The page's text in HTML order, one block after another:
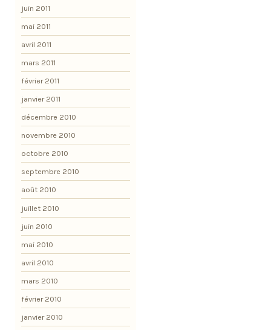
juin 2011
mai 2011
avril 2011
mars 2011
février 2011
janvier 2011
décembre 2010
novembre 2010
octobre 2010
septembre 2010
août 2010
juillet 2010
juin 2010
mai 2010
avril 2010
mars 2010
février 2010
janvier 2010